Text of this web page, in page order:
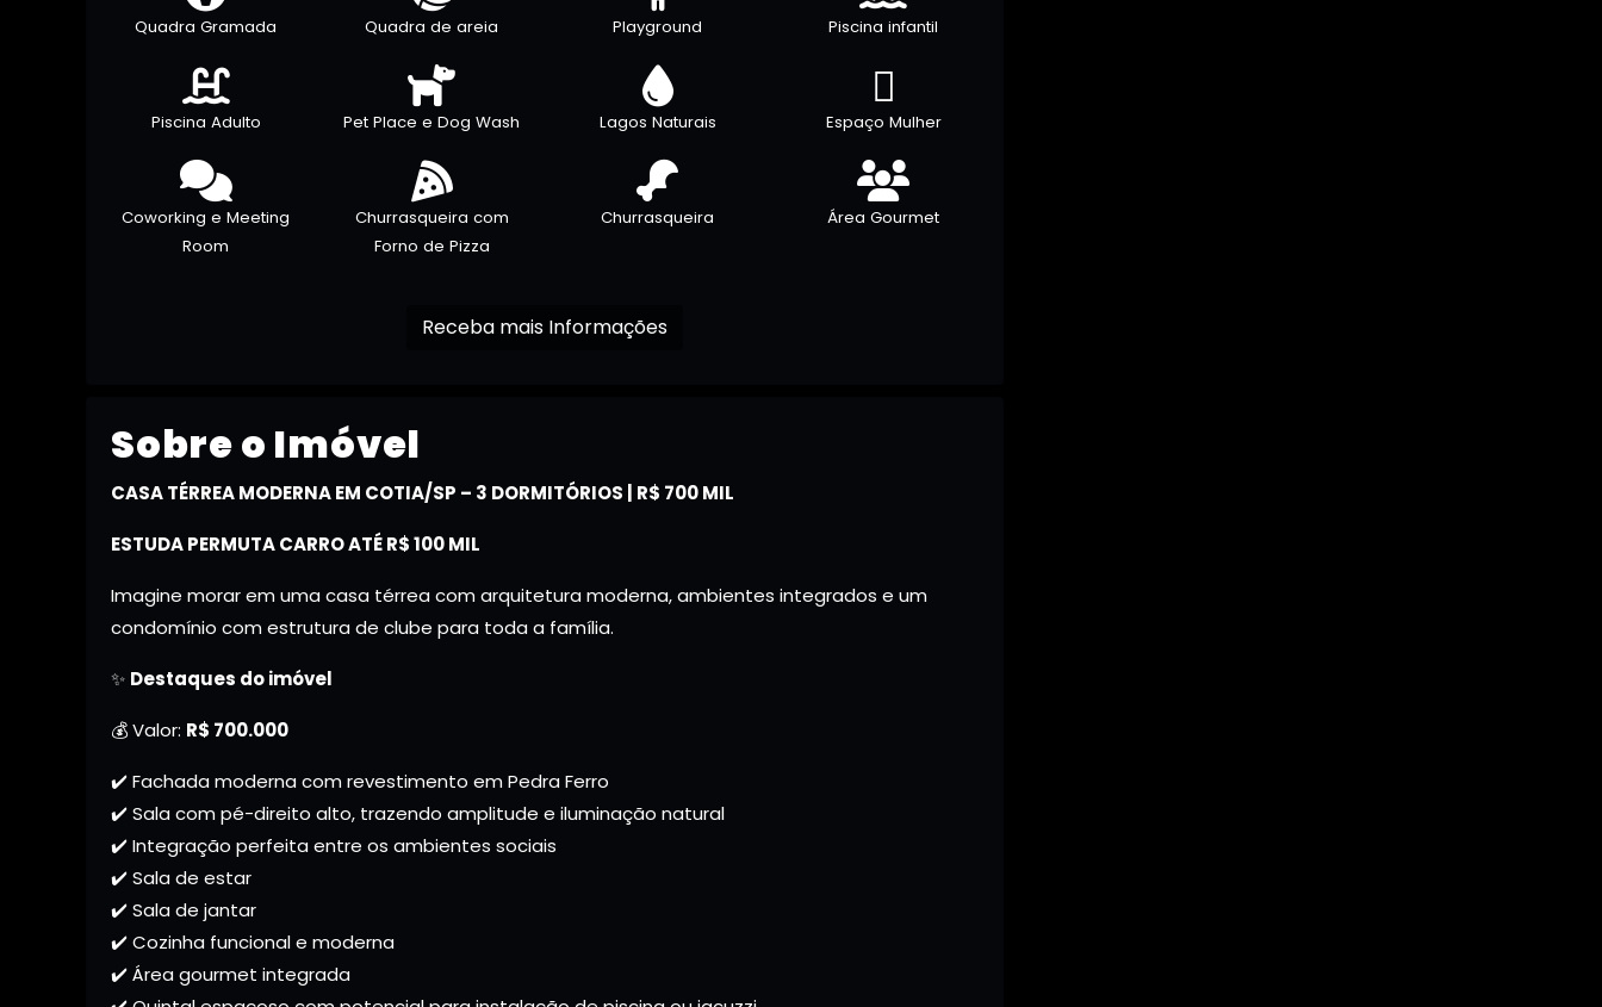
Quadra Gramada Quadra de areia Playground Piscina infantil
Piscina Adulto Pet Place e Dog Wash Lagos Naturais Espaço Mulher
Coworking e Meeting
Room
Churrasqueira com
Forno de Pizza
Churrasqueira Área Gourmet
Receba mais Informações
Sobre o Imóvel
CASA TÉRREA MODERNA EM COTIA/SP – 3 DORMITÓRIOS | R$ 700 MIL
ESTUDA PERMUTA CARRO ATÉ R$ 100 MIL
Imagine morar em uma casa térrea com arquitetura moderna, ambientes integrados e um
condomínio com estrutura de clube para toda a família.
✨ Destaques do imóvel
💰 Valor: R$ 700.000
✔️ Fachada moderna com revestimento em Pedra Ferro
✔️ Sala com pé-direito alto, trazendo amplitude e iluminação natural
✔️ Integração perfeita entre os ambientes sociais
✔️ Sala de estar
✔️ Sala de jantar
✔️ Cozinha funcional e moderna
✔️ Área gourmet integrada